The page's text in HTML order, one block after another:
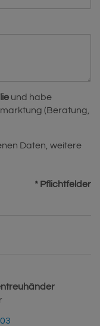
und habe
(Beratung,
Daten, weitere
* Pflichtfelder